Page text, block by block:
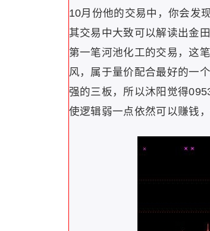
10月份他的交易中，你会发
其交易中大致可以解读出金
第一笔河池化工的交易，这
风，属于量价配合最好的一
强的三板，所以沐阳觉得
使逻辑弱一点依然可以赚钱